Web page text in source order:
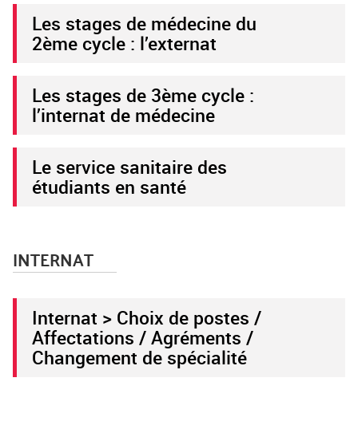
Les stages de médecine du
2ème cycle : l’externat
Les stages de 3ème cycle :
l’internat de médecine
Le service sanitaire des
étudiants en santé
INTERNAT
Internat > Choix de postes /
Affectations / Agréments /
Changement de spécialité